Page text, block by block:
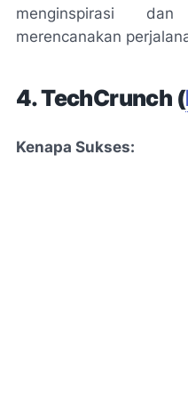
menginspirasi
merencanakan
4. TechCrunch (
Kenapa Sukses: